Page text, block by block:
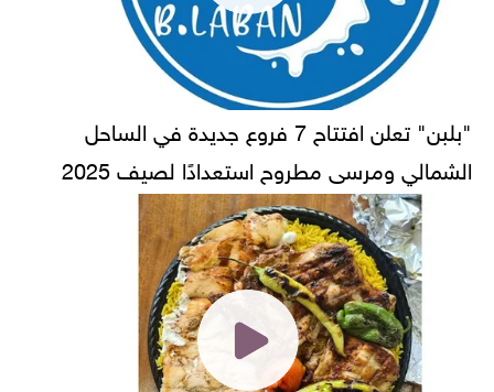
"بلبن" تعلن افتتاح 7 فروع جديدة في الساحل
الشمالي ومرسى مطروح استعدادًا لصيف 2025